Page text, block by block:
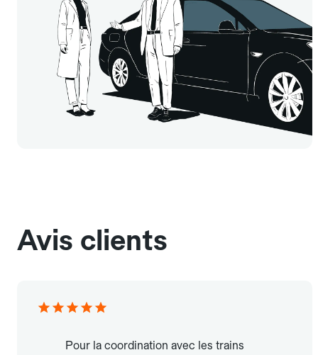
Avis clients
Pour la coordination avec les trains